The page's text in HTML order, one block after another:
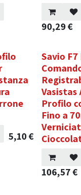
90,29€
5,10€
Savio
Vasistas
Profilo
Fino a
106,57€